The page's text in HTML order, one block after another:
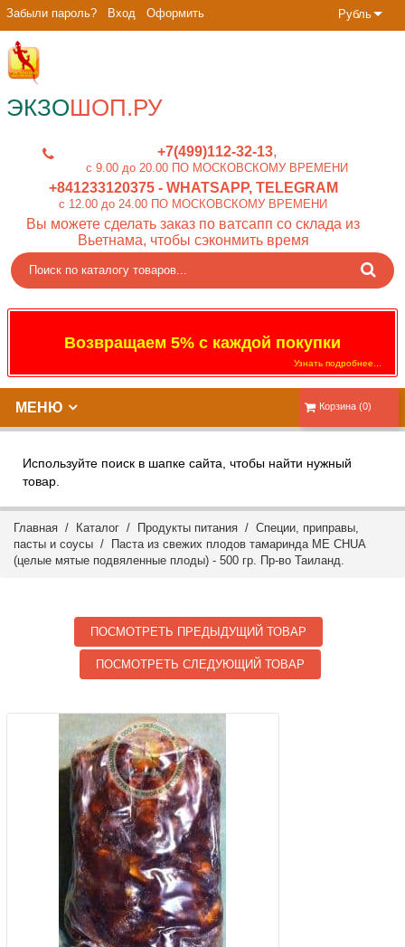
Рубль
Забыли пароль? Вход Оформить
ЭКЗОШОП.РУ
+7(499)112-32-13
c 9.00 до 20.00 ПО МОСКОВСКОМУ ВРЕМЕНИ
+841233120375- WHATSAPP, TELEGRAM
c 12.00 до 24.00 ПО МОСКОВСКОМУ ВРЕМЕНИ
Вы можете сделать заказ по ватсапп со склада из
Вьетнама, чтобы сэконмить время
Возвращаем 5% с каждой покупки
Узнать подробнее...
Корзина (0)
МЕНЮ
Используйте поиск в шапке сайта, чтобы найти нужный
товар.
Главная / Каталог / Продукты питания / Специи, приправы,
пасты и соусы / Паста из свежих плодов тамаринда ME CHUA
(целые мятые подвяленные плоды) - 500 гр. Пр-во Таиланд.
ПОСМОТРЕТЬ ПРЕДЫДУЩИЙ ТОВАР
ПОСМОТРЕТЬ СЛЕДУЮЩИЙ ТОВАР